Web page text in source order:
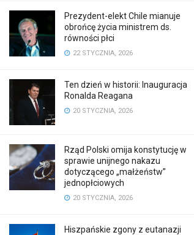
Prezydent-elekt Chile mianuje
obrońcę życia ministrem ds.
równości płci
22 STYCZNIA, 2026
Ten dzień w historii: Inauguracja
Ronalda Reagana
20 STYCZNIA, 2026
Rząd Polski omija konstytucję w
sprawie unijnego nakazu
dotyczącego „małżeństw”
jednopłciowych
20 STYCZNIA, 2026
Hiszpańskie zgony z eutanazji